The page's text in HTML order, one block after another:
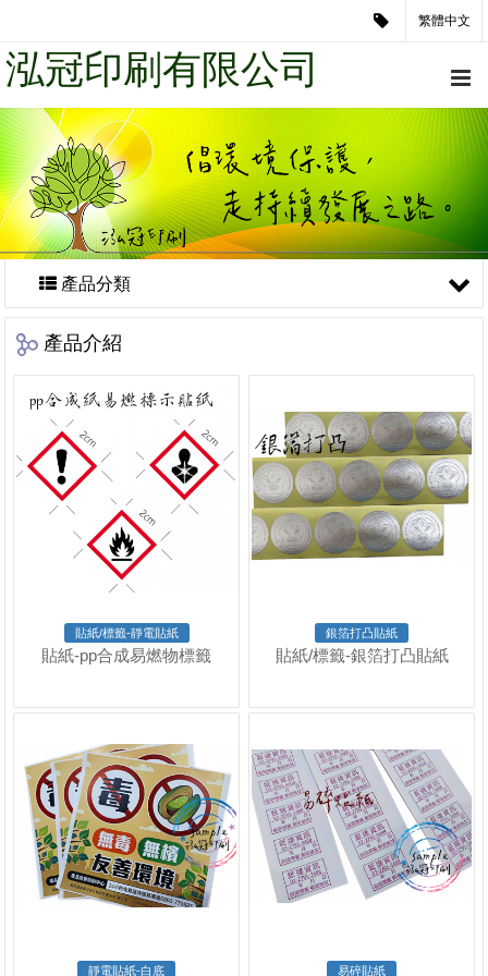
繁體中文
泓冠印刷有限公司
產品分類
產品介紹
貼紙/標籤-靜電貼紙
貼紙-pp合成易燃物標籤
銀箔打凸貼紙
貼紙/標籤-銀箔打凸貼紙
靜電貼紙-白底 易碎貼紙